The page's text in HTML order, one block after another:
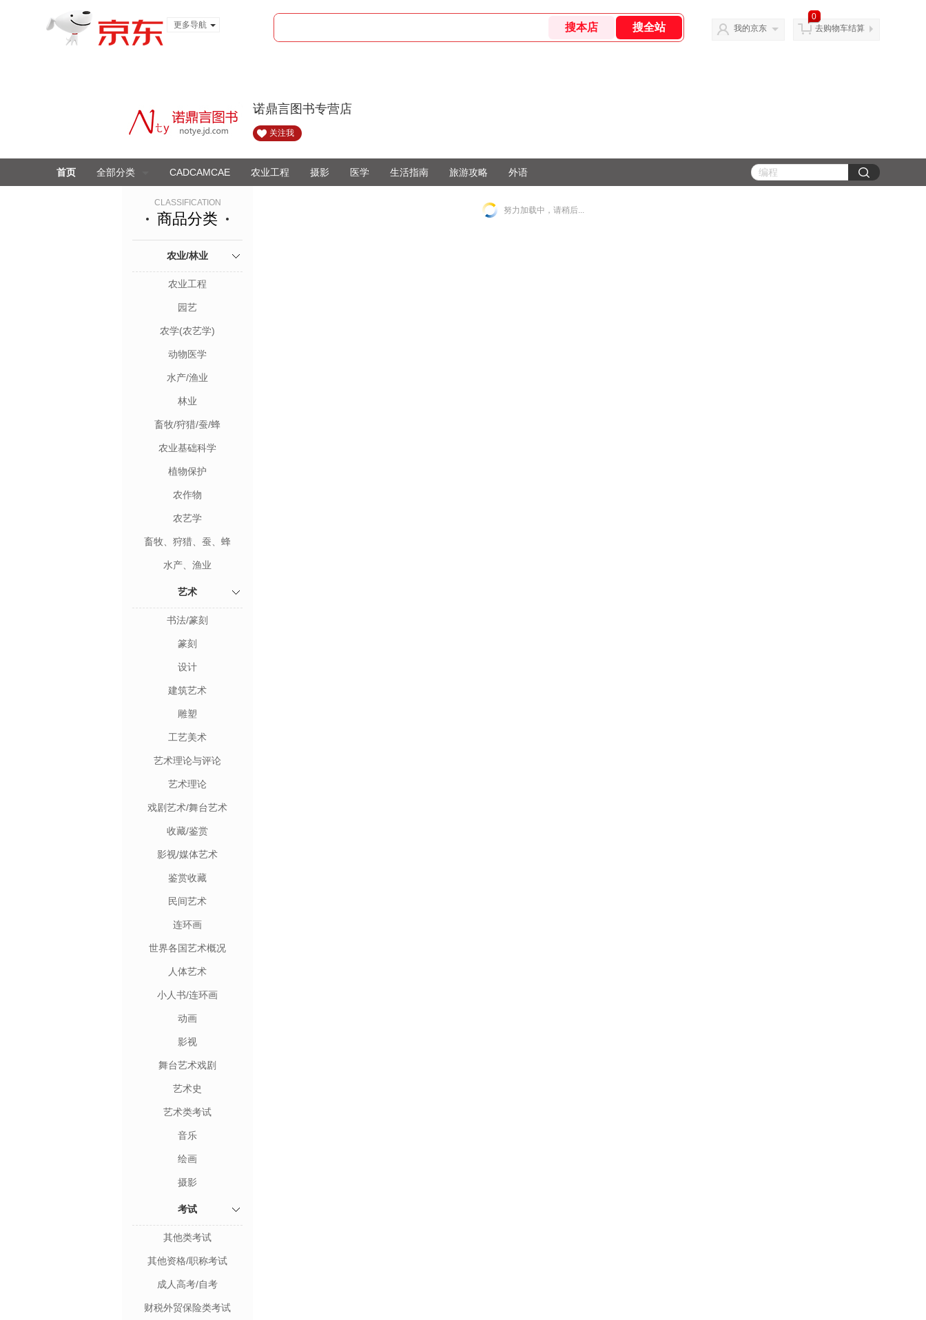
更多导航
我的京东
0
去购物车结算
诺鼎言图书专营店
关注我
首页 全部分类 CADCAMCAE 农业工程 摄影 医学 生活指南 旅游攻略 外语
CLASSIFICATION
商品分类
农业/林业
农业工程
园艺
农学(农艺学)
动物医学
水产/渔业
林业
畜牧/狩猎/蚕/蜂
农业基础科学
植物保护
农作物
农艺学
畜牧、狩猎、蚕、蜂
水产、渔业
艺术
书法/篆刻
篆刻
设计
建筑艺术
雕塑
工艺美术
艺术理论与评论
艺术理论
戏剧艺术/舞台艺术
收藏/鉴赏
影视/媒体艺术
鉴赏收藏
民间艺术
连环画
世界各国艺术概况
人体艺术
小人书/连环画
动画
影视
舞台艺术戏剧
艺术史
艺术类考试
音乐
绘画
摄影
考试
其他类考试
其他资格/职称考试
成人高考/自考
财税外贸保险类考试
努力加载中，请稍后...